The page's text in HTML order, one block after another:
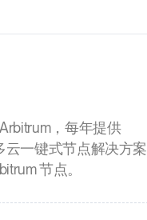
，每年提供
一键式节点解决方案
节点。